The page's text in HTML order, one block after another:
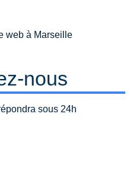
web à Marseille
nous
sous 24h